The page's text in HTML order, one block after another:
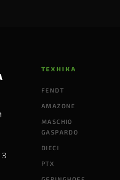
З
ТЕХНІКА
FENDT
AMAZONE
MASCHIO
GASPARDO
DIECI
PTX